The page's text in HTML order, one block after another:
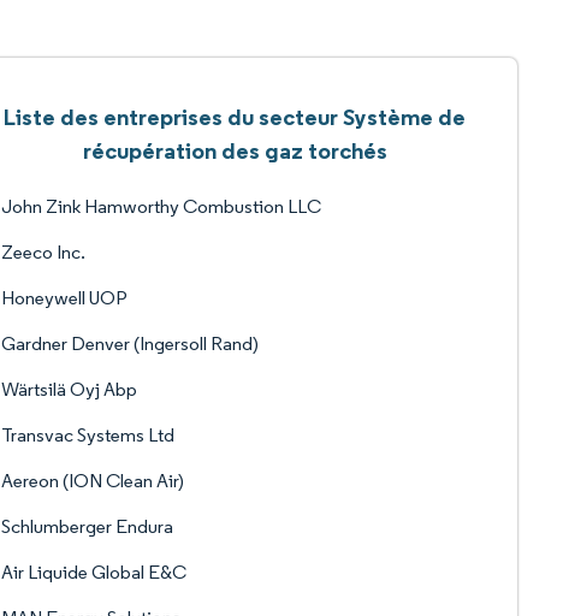
Liste des entreprises du secteur Système de
récupération des gaz torchés
John Zink Hamworthy Combustion LLC
Zeeco Inc.
Honeywell UOP
Gardner Denver (Ingersoll Rand)
Wärtsilä Oyj Abp
Transvac Systems Ltd
Aereon (ION Clean Air)
Schlumberger Endura
Air Liquide Global E&C